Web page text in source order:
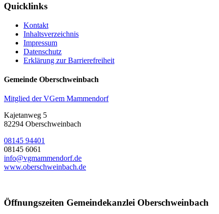
Quicklinks
Kontakt
Inhaltsverzeichnis
Impressum
Datenschutz
Erklärung zur Barrierefreiheit
Gemeinde Oberschweinbach
Mitglied der VGem Mammendorf
Kajetanweg 5
82294 Oberschweinbach
08145 94401
08145 6061
info@vgmammendorf.de
www.oberschweinbach.de
Öffnungszeiten Gemeindekanzlei Oberschweinbach